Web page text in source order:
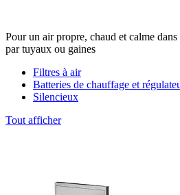
Pour un air propre, chaud et calme
par tuyaux ou gaines
Filtres à air
Batteries de chauffage et
Silencieux
Tout afficher